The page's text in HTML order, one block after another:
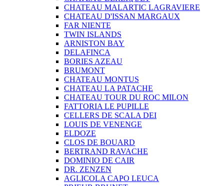
CHATEAU MALARTIC LAGRAVIERE
CHATEAU D'ISSAN MARGAUX
FAR NIENTE
TWIN ISLANDS
ARNISTON BAY
DELAFINCA
BORIES AZEAU
BRUMONT
CHATEAU MONTUS
CHATEAU LA PATACHE
CHATEAU TOUR DU ROC MILON
FATTORIA LE PUPILLE
CELLERS DE SCALA DEI
LOUIS DE VENENGE
ELDOZE
CLOS DE BOUARD
BERTRAND RAVACHE
DOMINIO DE CAIR
DR. ZENZEN
AGLICOLA CAPO LEUCA